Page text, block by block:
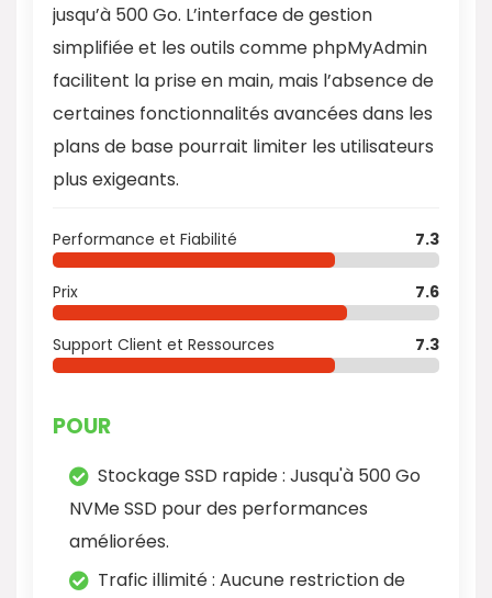
jusqu’à 500 Go. L’interface de gestion
simplifiée et les outils comme phpMyAdmin
facilitent la prise en main, mais l’absence de
certaines fonctionnalités avancées dans les
plans de base pourrait limiter les utilisateurs
plus exigeants.
Performance et Fiabilité 7.3
Prix 7.6
Support Client et Ressources 7.3
POUR
Stockage SSD rapide : Jusqu'à 500 Go
NVMe SSD pour des performances
améliorées.
Trafic illimité : Aucune restriction de